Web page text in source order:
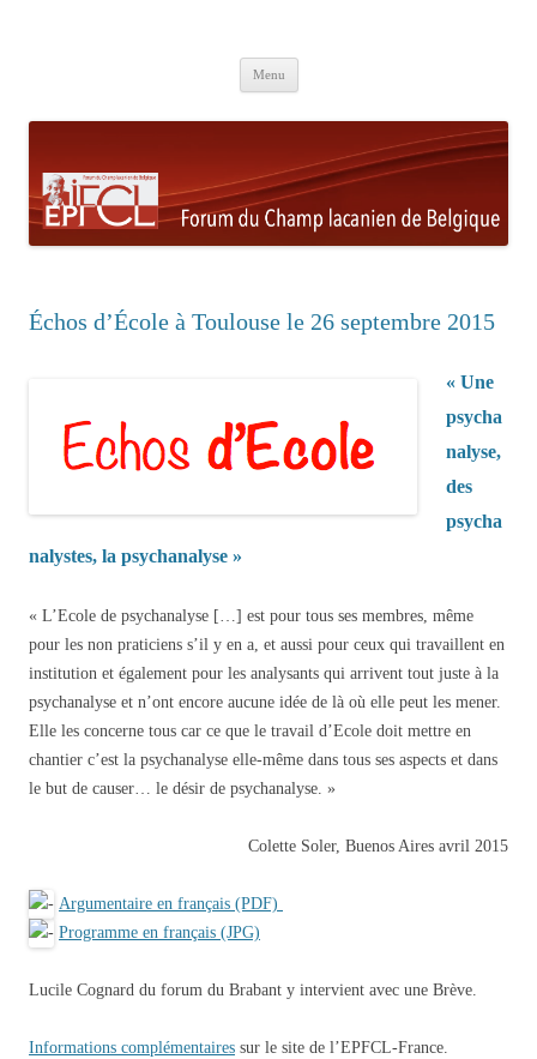
Menu
Échos d’École à Toulouse le 26 septembre 2015
« Une
psycha
nalyse,
des
psycha
nalystes, la psychanalyse »
« L’Ecole de psychanalyse […] est pour tous ses membres, même
pour les non praticiens s’il y en a, et aussi pour ceux qui travaillent en
institution et également pour les analysants qui arrivent tout juste à la
psychanalyse et n’ont encore aucune idée de là où elle peut les mener.
Elle les concerne tous car ce que le travail d’Ecole doit mettre en
chantier c’est la psychanalyse elle-même dans tous ses aspects et dans
le but de causer… le désir de psychanalyse. »
Colette Soler, Buenos Aires avril 2015
Argumentaire en français (PDF)
Programme en français (JPG)
Lucile Cognard du forum du Brabant y intervient avec une Brève.
Informations complémentaires sur le site de l’EPFCL-France.